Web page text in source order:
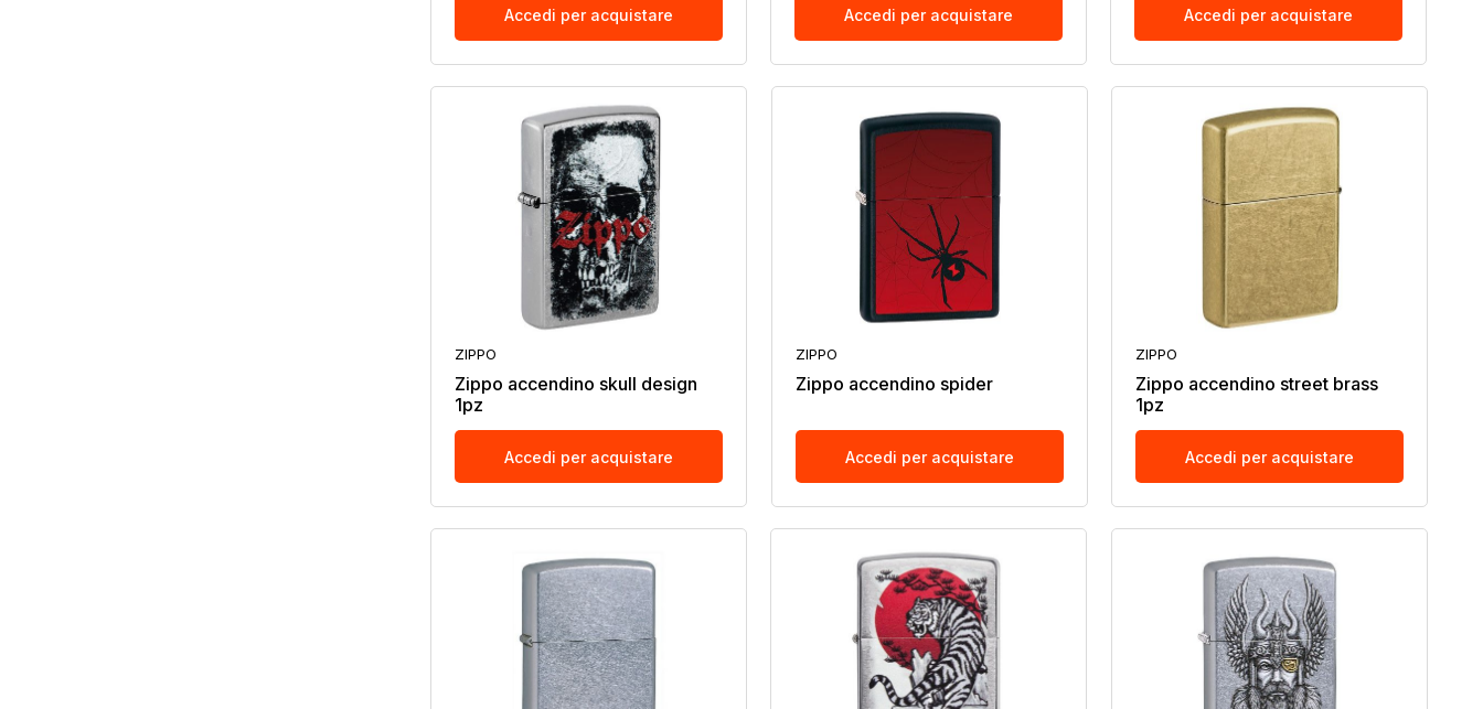
Accedi per acquistare Accedi per acquistare Accedi per acquistare
ZIPPO
Zippo accendino skull design
1pz
Accedi per acquistare
ZIPPO
Zippo accendino spider
Accedi per acquistare
ZIPPO
Zippo accendino street brass
1pz
Accedi per acquistare